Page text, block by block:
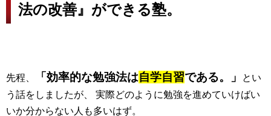
法の改善』ができる塾。
先程、 「効率的な勉強法は自学自習である。」
とい
う話をしましたが、 実際どのように勉強を進めていけばい
いか分からない人も多いはず。